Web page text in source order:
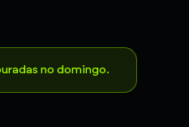
no domingo.